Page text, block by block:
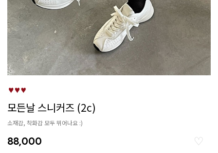
모든날 스니커즈 (2c)
소재감, 착화감 모두 뛰어나요 :)
88,000